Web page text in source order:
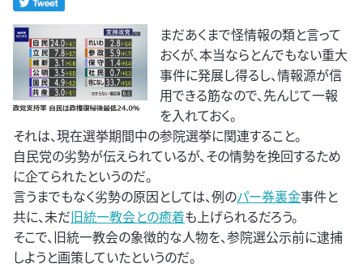
まだあくまで怪情報の類と言って
おくが、本当ならとんでもない重大
事件に発展し得るし、情報源が信
用できる筋なので、先んじて一報
を入れておく。
それは、現在選挙期間中の参院選挙に関連すること。
自民党の劣勢が伝えられているが、その情勢を挽回するため
に企てられたというのだ。
言うまでもなく劣勢の原因としては、例のパー券裏金事件と
共に、未だ旧統一教会との癒着も上げられるだろう。
そこで、旧統一教会の象徴的な人物を、参院選公示前に逮捕
しようと画策していたというのだ。